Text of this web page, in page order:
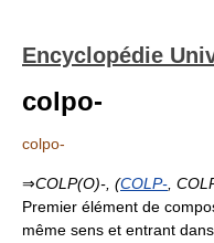
Encyclopédie
colpo-
colpo-
⇒COLP(O)-, (COLP- ,
Premier élément de
même sens et entrant